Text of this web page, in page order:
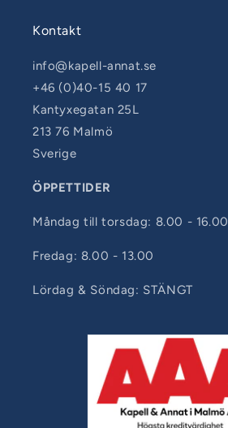
Kontakt
info@kapell-annat.se
+46 (0)40-15 40 17
Kantyxegatan 25L
213 76 Malmö
Sverige
ÖPPETTIDER
Måndag till torsdag: 8.00 - 16.00
Fredag: 8.00 - 13.00
Lördag & Söndag: STÄNGT